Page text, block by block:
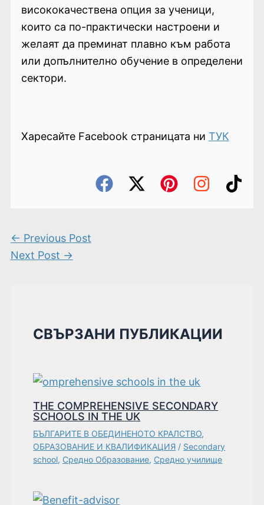
висококачествена опция за ученици,
които са по-практически настроени и
желаят да преминат плавно към работа
или допълнително обучение в определени
сектори.
Харесайте Facebook страницата ни ТУК
← Previous Post
Next Post →
СВЪРЗАНИ ПУБЛИКАЦИИ
THE COMPREHENSIVE SECONDARY
SCHOOLS IN THE UK
БЪЛГАРИТЕ В ОБЕДИНЕНОТО КРАЛСТВО,
ОБРАЗОВАНИЕ И КВАЛИФИКАЦИЯ / Secondary
school, Средно Образование, Средно училище